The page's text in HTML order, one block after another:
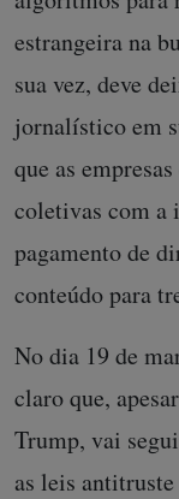
estrangeira na
sua vez, deve
jornalístico em
que as
coletivas com a
pagamento de
conteúdo para
No dia 19 de
claro que,
Trump, vai
as leis